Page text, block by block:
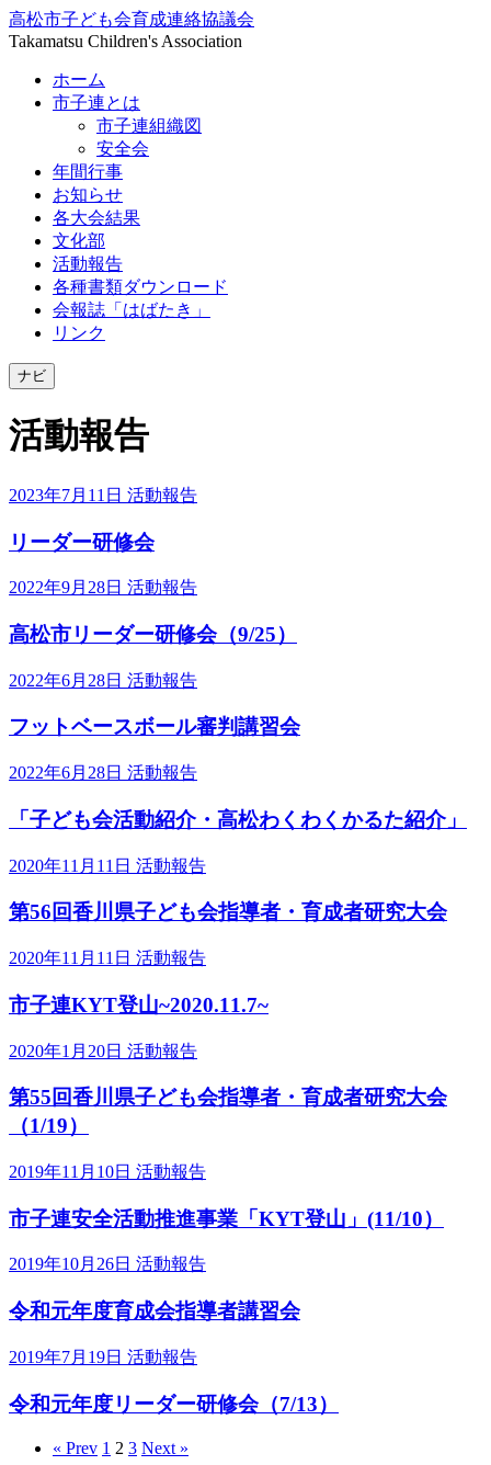
高松市子ども会育成連絡協議会
Takamatsu Children's Association
ホーム
市子連とは
市子連組織図
安全会
年間行事
お知らせ
各大会結果
文化部
活動報告
各種書類ダウンロード
会報誌「はばたき」
リンク
ナビ
活動報告
2023年7月11日 活動報告
リーダー研修会
2022年9月28日 活動報告
高松市リーダー研修会（9/25）
2022年6月28日 活動報告
フットベースボール審判講習会
2022年6月28日 活動報告
「子ども会活動紹介・高松わくわくかるた紹介」
2020年11月11日 活動報告
第56回香川県子ども会指導者・育成者研究大会
2020年11月11日 活動報告
市子連KYT登山~2020.11.7~
2020年1月20日 活動報告
第55回香川県子ども会指導者・育成者研究大会
（1/19）
2019年11月10日 活動報告
市子連安全活動推進事業「KYT登山」(11/10）
2019年10月26日 活動報告
令和元年度育成会指導者講習会
2019年7月19日 活動報告
令和元年度リーダー研修会（7/13）
« Prev 1 2 3 Next »